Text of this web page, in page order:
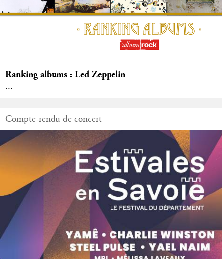
Ranking albums : Led Zeppelin
...
Compte-rendu de concert